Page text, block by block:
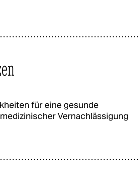
für eine gesunde
Vernachlässigung